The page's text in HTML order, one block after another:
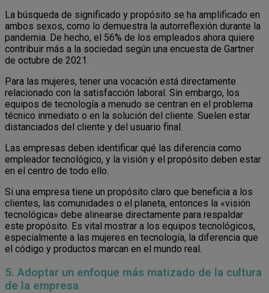
La búsqueda de significado y propósito se ha amplificado en
ambos sexos, como lo demuestra la autorreflexión durante la
pandemia. De hecho, el 56% de los empleados ahora quiere
contribuir más a la sociedad según una encuesta de Gartner
de octubre de 2021.
Para las mujeres, tener una vocación está directamente
relacionado con la satisfacción laboral. Sin embargo, los
equipos de tecnología a menudo se centran en el problema
técnico inmediato o en la solución del cliente. Suelen estar
distanciados del cliente y del usuario final.
Las empresas deben identificar qué las diferencia como
empleador tecnológico, y la visión y el propósito deben estar
en el centro de todo ello.
Si una empresa tiene un propósito claro que beneficia a los
clientes, las comunidades o el planeta, entonces la «visión
tecnológica» debe alinearse directamente para respaldar
este propósito. Es vital mostrar a los equipos tecnológicos,
especialmente a las mujeres en tecnología, la diferencia que
el código y productos marcan en el mundo real.
5. Adoptar un enfoque más matizado de la cultura
de la empresa